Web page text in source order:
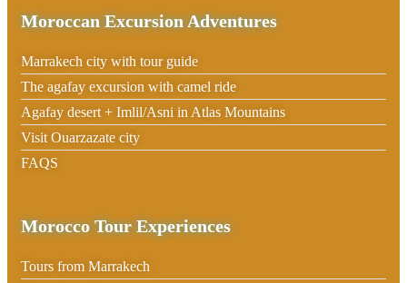
Moroccan Excursion Adventures
Marrakech city with tour guide
The agafay excursion with camel ride
Agafay desert + Imlil/Asni in Atlas Mountains
Visit Ouarzazate city
FAQS
Morocco Tour Experiences
Tours from Marrakech